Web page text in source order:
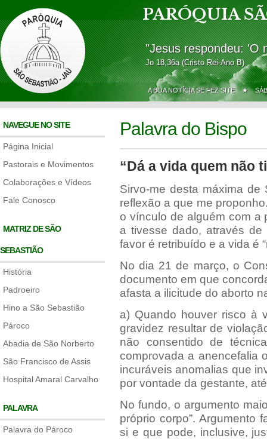
PARÓQUIA
"Jesus respondeu: 'O
Jo 18,36a (Cristo Rei-Ano B)
A BOA NOTÍCIA SE FEZ SITE ★
NAVEGUE NO SITE
Página Inicial
Pastorais e Movimentos
Colaborações e Vídeos
Fale Conosco
MATRIZ DE SÃO
SEBASTIÃO
História
Padroeiro
Hino a São Sebastião
Pároco
Abadia de São Norberto
São Francisco de Assis
Hospital Amaral Carvalho
PALAVRA
Palavra do Pároco
Palavra do Bispo
“Dá a vida quem não
Sirvo-me desta máxima de
reflexão a que me
o vínculo de alguém com a
a tivesse dado, através
favor é retribuído e a vida é
No dia 21 de março, o
documento em que
afasta a ilicitude do aborto
a) Quando houver risco à
gravidez resultar de
não consentido de
comprovada a anencefalia
incuráveis anomalias que
por vontade da gestante,
No fundo, o argumento
próprio corpo”. Argumento
si e que pode, inclusive,